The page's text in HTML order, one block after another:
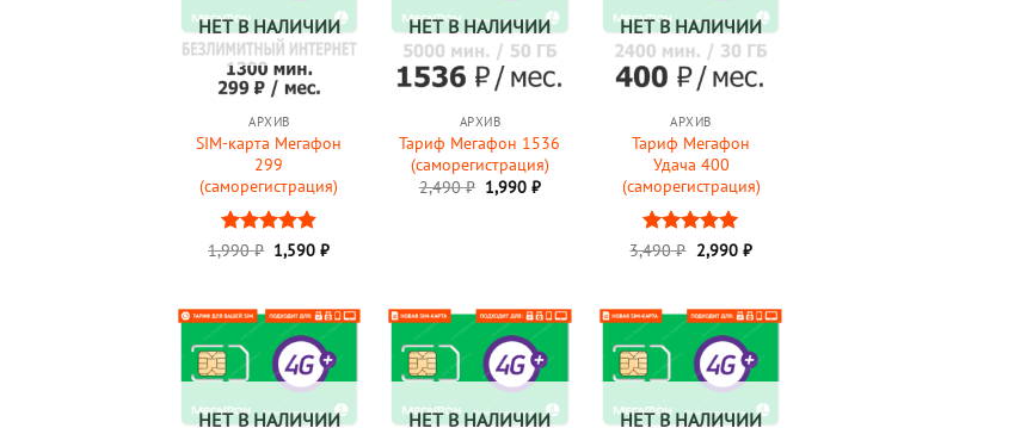
НЕТ В НАЛИЧИИ
АРХИВ
SIM-карта Мегафон
299
(саморегистрация)
Оценка
1,990₽ Первоначальная
цена
1,590₽Текущая
НЕТ В НАЛИЧИИ
АРХИВ
Тариф Мегафон 1536
(саморегистрация)
2,490₽ Первоначальная
цена
1,990₽Текущая
НЕТ В НАЛИЧИИ
АРХИВ
Тариф Мегафон
Удача 400
(саморегистрация)
Оценка5
3,490₽ Первоначальная
цена
2,990 ₽Текущая
НЕТ В НАЛИЧИИ НЕТ В НАЛИЧИИ НЕТ В НАЛИЧИИ